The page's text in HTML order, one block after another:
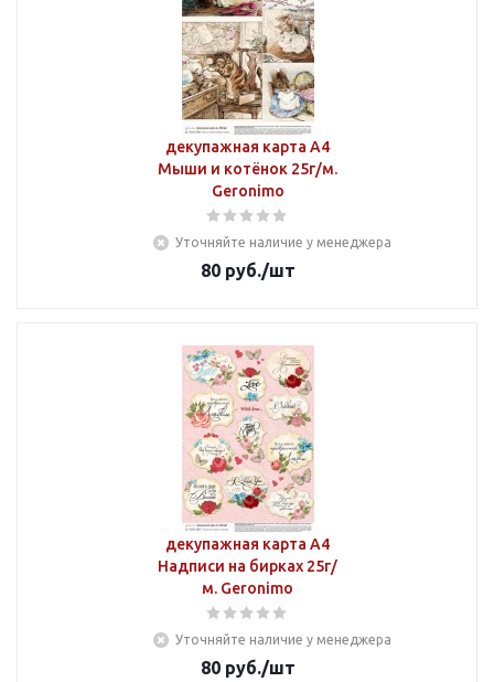
декупажная карта А4
Мыши и котёнок 25г/м.
Geronimo
Уточняйте наличие у менеджера
80руб./шт
декупажная карта А4
Надписи на бирках 25г/
м. Geronimo
Уточняйте наличие у менеджера
80руб./шт